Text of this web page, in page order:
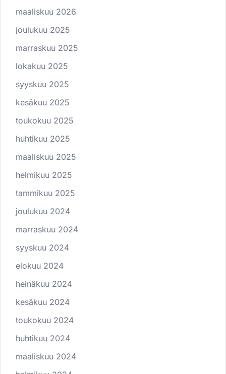
maaliskuu 2026
joulukuu 2025
marraskuu 2025
lokakuu 2025
syyskuu 2025
kesäkuu 2025
toukokuu 2025
huhtikuu 2025
maaliskuu 2025
helmikuu 2025
tammikuu 2025
joulukuu 2024
marraskuu 2024
syyskuu 2024
elokuu 2024
heinäkuu 2024
kesäkuu 2024
toukokuu 2024
huhtikuu 2024
maaliskuu 2024